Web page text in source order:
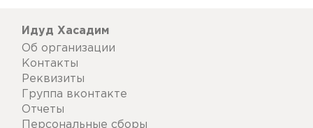
Идуд Хасадим
Об организации
Контакты
Реквизиты
Группа вконтакте
Отчеты
Персональные сборы